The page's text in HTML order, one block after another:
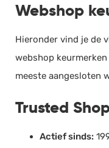
Webshop
Hieronder vind je de
webshop
meeste aangesloten
Trusted
Actief sinds: